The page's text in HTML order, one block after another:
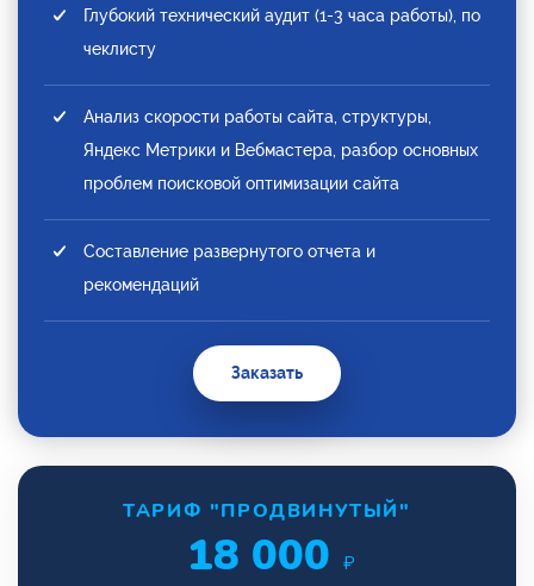
Глубокий технический аудит (1-3 часа работы), по
чеклисту
Анализ скорости работы сайта, структуры,
Яндекс Метрики и Вебмастера, разбор основных
проблем поисковой оптимизации сайта
Составление развернутого отчета и
рекомендаций
Заказать
ТАРИФ "ПРОДВИНУТЫЙ"
18 000 ₽